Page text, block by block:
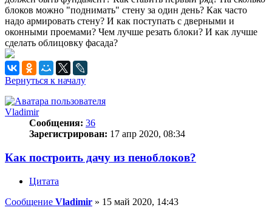
блоков можно "поднимать" стену за один день? Как часто
надо армировать стену? И как поступать с дверными и
оконными проемами? Чем лучше резать блоки? И как лучше
сделать облицовку фасада?
Вернуться к началу
Vladimir
Сообщения: 36
Зарегистрирован: 17 апр 2020, 08:34
Как построить дачу из пеноблоков?
Цитата
Сообщение Vladimir » 15 май 2020, 14:43